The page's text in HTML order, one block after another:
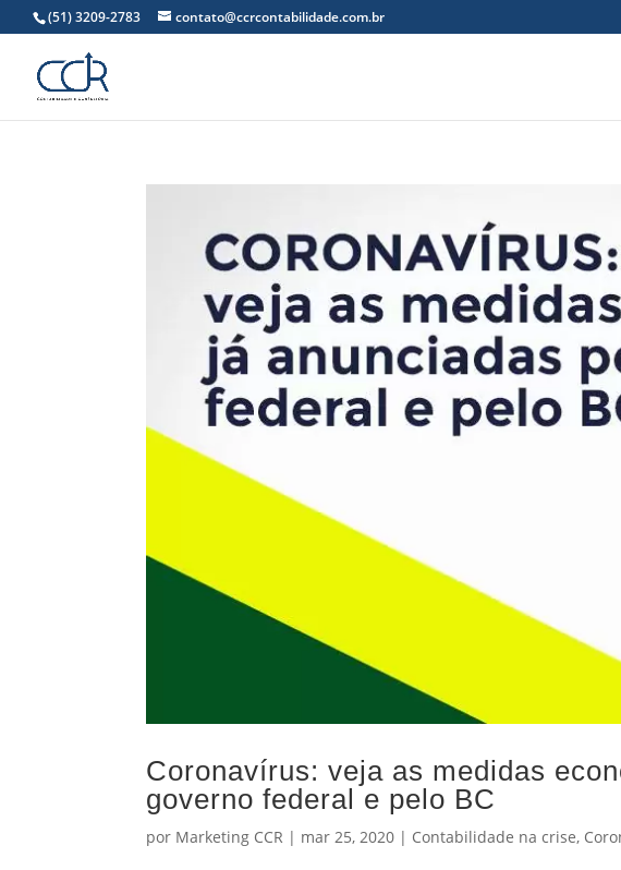
(51) 3209-2783 contato@ccrcontabilidade.com.br
Coronavírus: veja as medidas
governo federal e pelo BC
por Marketing CCR | mar 25, 2020 | Contabilidade na crise,